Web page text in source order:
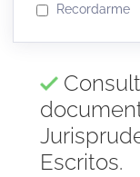
Recordarme
Escritos.